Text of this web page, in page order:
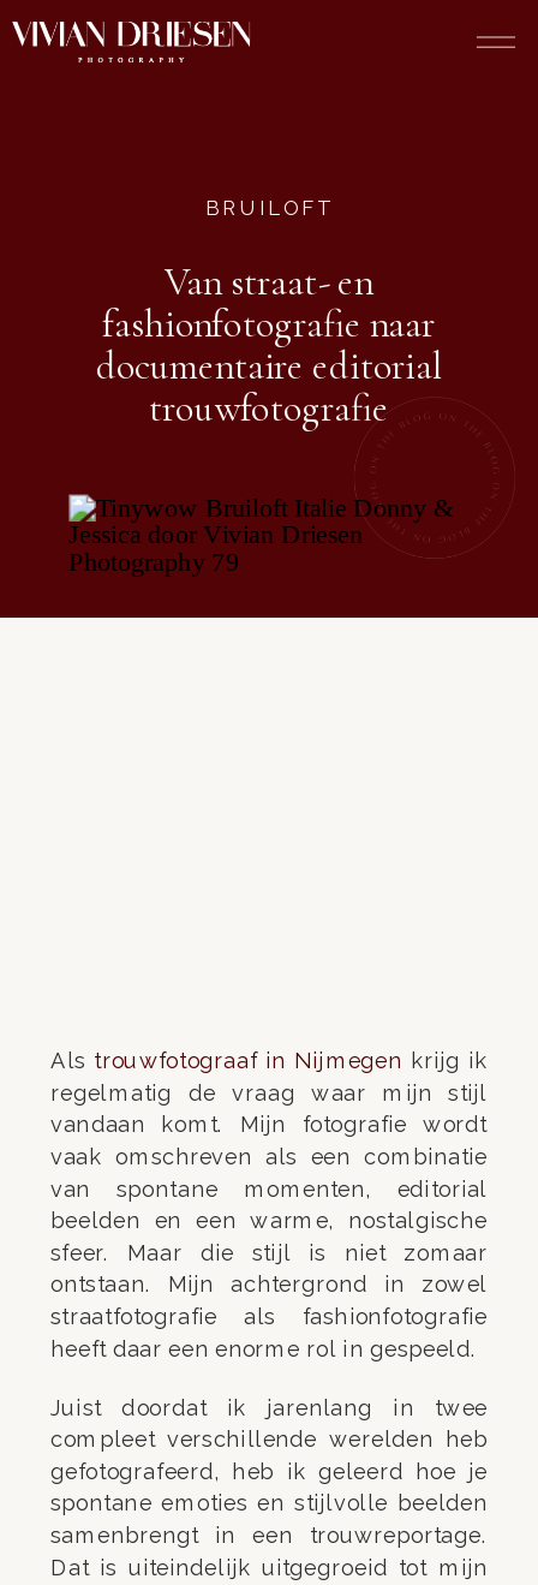
Van straat- en
fashionfotografie naar
documentaire editorial
trouwfotografie
BRUILOFT
Als trouwfotograaf in Nijmegen krijg ik
regelmatig de vraag waar mijn stijl
vandaan komt. Mijn fotografie wordt
vaak omschreven als een combinatie
van spontane momenten, editorial
beelden en een warme, nostalgische
sfeer. Maar die stijl is niet zomaar
ontstaan. Mijn achtergrond in zowel
straatfotografie als fashionfotografie
heeft daar een enorme rol in gespeeld.
Juist doordat ik jarenlang in twee
compleet verschillende werelden heb
gefotografeerd, heb ik geleerd hoe je
spontane emoties en stijlvolle beelden
samenbrengt in een trouwreportage.
Dat is uiteindelijk uitgegroeid tot mijn